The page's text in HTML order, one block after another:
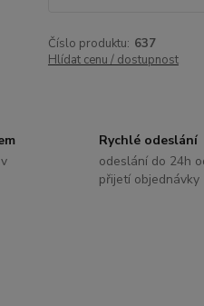
Číslo produktu: 637
Hlídat cenu / dostupnost
Rychlé odeslání
odeslání do 24h
přijetí objednávky